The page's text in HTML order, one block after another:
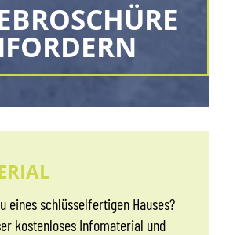
eines schlüsselfertigen Hauses?
kostenloses Infomaterial und